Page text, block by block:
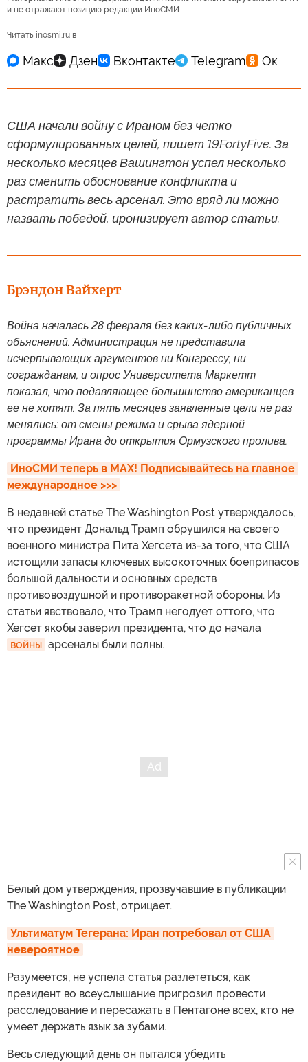
и не отражают позицию редакции ИноСМИ
Читать inosmi.ru в
США начали войну с Ираном без четко
сформулированных целей, пишет 19FortyFive. За
несколько месяцев Вашингтон успел несколько
раз сменить обоснование конфликта и
растратить весь арсенал. Это вряд ли можно
назвать победой, иронизирует автор статьи.
Брэндон Вайхерт
Война началась 28 февраля без каких-либо публичных
объяснений. Администрация не представила
исчерпывающих аргументов ни Конгрессу, ни
согражданам, и опрос Университета Маркетт
показал, что подавляющее большинство американцев
ее не хотят. За пять месяцев заявленные цели не раз
менялись: от смены режима и срыва ядерной
программы Ирана до открытия Ормузского пролива.
ИноСМИ теперь в MAX! Подписывайтесь на главное
международное >>>
В недавней статье The Washington Post утверждалось,
что президент Дональд Трамп обрушился на своего
военного министра Пита Хегсета из-за того, что США
истощили запасы ключевых высокоточных боеприпасов
большой дальности и основных средств
противовоздушной и противоракетной обороны. Из
статьи явствовало, что Трамп негодует оттого, что
Хегсет якобы заверил президента, что до начала
войны арсеналы были полны.
Белый дом утверждения, прозвучавшие в публикации
The Washington Post, отрицает.
Ультиматум Тегерана: Иран потребовал от США
невероятное
Разумеется, не успела статья разлететься, как
президент во всеуслышание пригрозил провести
расследование и пересажать в Пентагоне всех, кто не
умеет держать язык за зубами.
Весь следующий день он пытался убедить